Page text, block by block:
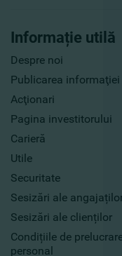
Informație utilă
Despre noi
Publicarea informaţiei
Acţionari
Pagina investitorului
Carieră
Utile
Securitate
Sesizări ale
Sesizări ale clienților
Condițiile de
personal